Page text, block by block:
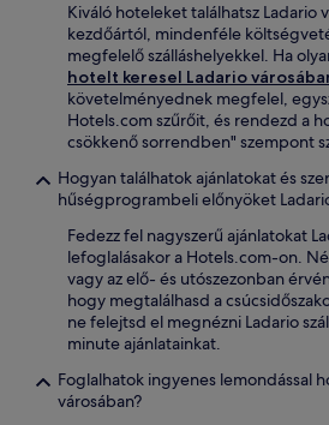
Kiváló hoteleket találhatsz Ladario
kezdőártól, mindenféle
megfelelő szálláshelyekkel. Ha
hotelt keresel Ladario
követelményednek megfelel,
Hotels.com szűrőit, és rendezd a
csökkenő sorrendben" szempont
Hogyan találhatok ajánlatokat és
hűségprogrambeli előnyöket
Fedezz fel nagyszerű ajánlatokat
lefoglalásakor a Hotels.com-on.
vagy az elő- és utószezonban
hogy megtalálhasd a
ne felejtsd el megnézni Ladario
minute ajánlatainkat.
Foglalhatok ingyenes lemondással
városában?